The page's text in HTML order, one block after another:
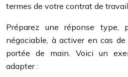
termes de votre contrat de
Préparez une réponse type,
négociable, à activer en cas
portée de main. Voici un
adapter :